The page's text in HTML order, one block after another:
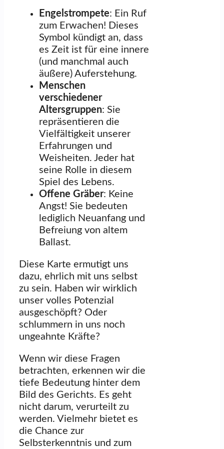
Engelstrompete: Ein Ruf
zum Erwachen! Dieses
Symbol kündigt an, dass
es Zeit ist für eine innere
(und manchmal auch
äußere) Auferstehung.
Menschen
verschiedener
Altersgruppen: Sie
repräsentieren die
Vielfältigkeit unserer
Erfahrungen und
Weisheiten. Jeder hat
seine Rolle in diesem
Spiel des Lebens.
Offene Gräber: Keine
Angst! Sie bedeuten
lediglich Neuanfang und
Befreiung von altem
Ballast.
Diese Karte ermutigt uns
dazu, ehrlich mit uns selbst
zu sein. Haben wir wirklich
unser volles Potenzial
ausgeschöpft? Oder
schlummern in uns noch
ungeahnte Kräfte?
Wenn wir diese Fragen
betrachten, erkennen wir die
tiefe Bedeutung hinter dem
Bild des Gerichts. Es geht
nicht darum, verurteilt zu
werden. Vielmehr bietet es
die Chance zur
Selbsterkenntnis und zum